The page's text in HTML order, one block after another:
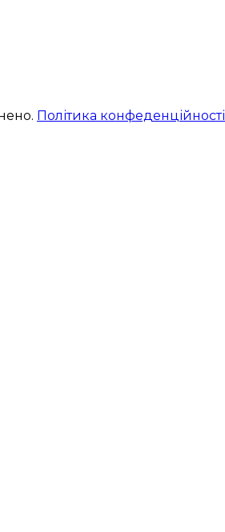
Політика конфеденційності